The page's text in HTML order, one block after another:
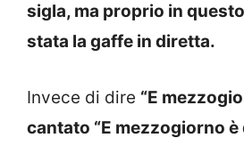
sigla, ma proprio in
stata la gaffe in diretta.
Invece di dire “E
cantato “E mezzogiorno è